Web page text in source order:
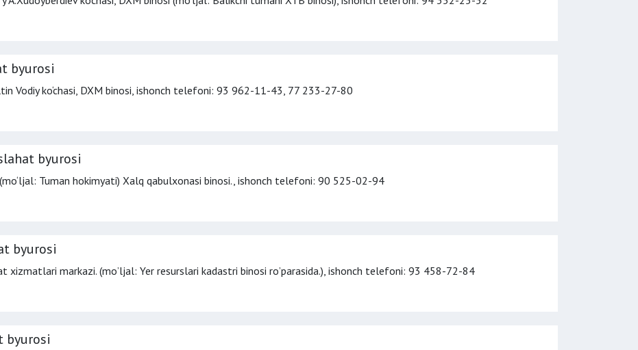
byurosi
Vodiy ko‘chasi, DXM binosi, ishonch telefoni: 93 962-11-43, 77 233-27-80
byurosi
Tuman hokimyati) Xalq qabulxonasi binosi., ishonch telefoni: 90 525-02-94
byurosi
xizmatlari markazi. (moʼljal: Yer resurslari kadastri binosi roʼparasida.), ishonch telefoni: 93 458-72-84
byurosi